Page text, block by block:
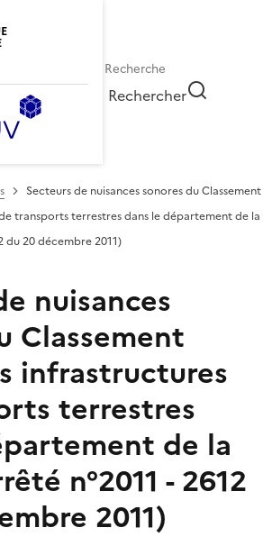
Rechercher
Secteurs de nuisances sonores du Classement
transports terrestres dans le département de la
du 20 décembre 2011)
nuisances
Classement
infrastructures
terrestres
de la
n°2011 - 2612
2011)